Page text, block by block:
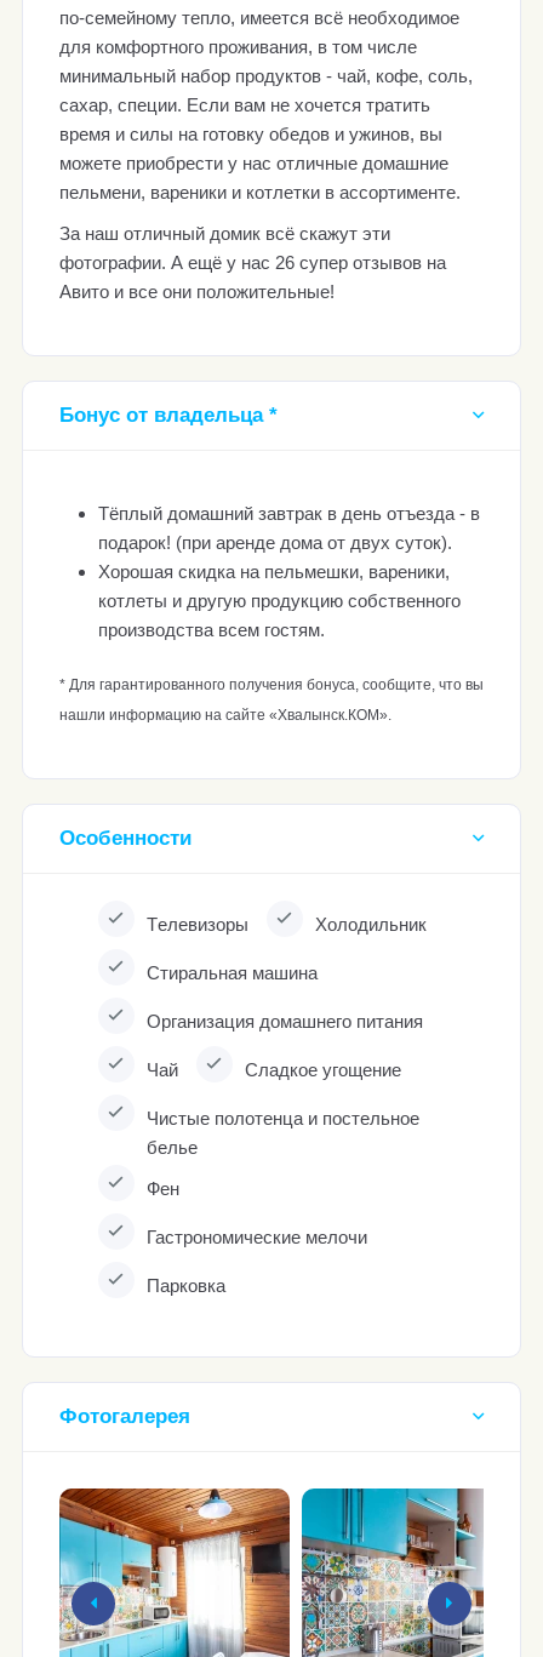
по-семейному тепло, имеется всё необходимое
для комфортного проживания, в том числе
минимальный набор продуктов - чай, кофе, соль,
сахар, специи. Если вам не хочется тратить
время и силы на готовку обедов и ужинов, вы
можете приобрести у нас отличные домашние
пельмени, вареники и котлетки в ассортименте.
За наш отличный домик всё скажут эти
фотографии. А ещё у нас 26 супер отзывов на
Авито и все они положительные!
Бонус от владельца *
Тёплый домашний завтрак в день отъезда - в
подарок! (при аренде дома от двух суток).
Хорошая скидка на пельмешки, вареники,
котлеты и другую продукцию собственного
производства всем гостям.
* Для гарантированного получения бонуса, сообщите, что вы
нашли информацию на сайте «Хвалынск.КОМ».
Особенности
Тeлевизoры Хoлодильник
Стирaльнaя мaшина
Организация домашнего питания
Чай Сладкое угощение
Чистые полотенца и постельное
белье
Фен
Гастрономические мелочи
Парковка
Фотогалерея